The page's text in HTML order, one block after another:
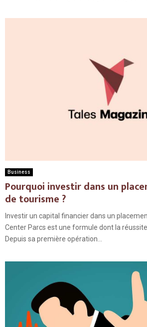
Business
Pourquoi investir dans un
de tourisme ?
Investir un capital financier dans un
Center Parcs est une formule dont la réussite
Depuis sa première opération...